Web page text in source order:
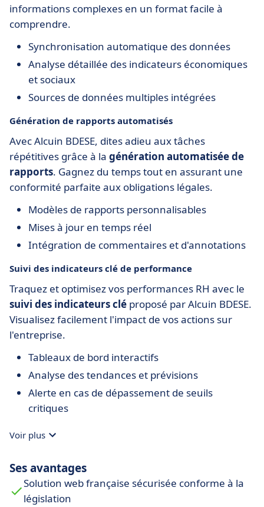
informations complexes en un format facile à
comprendre.
Synchronisation automatique des données
Analyse détaillée des indicateurs économiques
et sociaux
Sources de données multiples intégrées
Génération de rapports automatisés
Avec Alcuin BDESE, dites adieu aux tâches
répétitives grâce à la génération automatisée de
rapports. Gagnez du temps tout en assurant une
conformité parfaite aux obligations légales.
Modèles de rapports personnalisables
Mises à jour en temps réel
Intégration de commentaires et d'annotations
Suivi des indicateurs clé de performance
Traquez et optimisez vos performances RH avec le
suivi des indicateurs clé proposé par Alcuin BDESE.
Visualisez facilement l'impact de vos actions sur
l'entreprise.
Tableaux de bord interactifs
Analyse des tendances et prévisions
Alerte en cas de dépassement de seuils
critiques
Voir plus
Ses avantages
Solution web française sécurisée conforme à la
législation